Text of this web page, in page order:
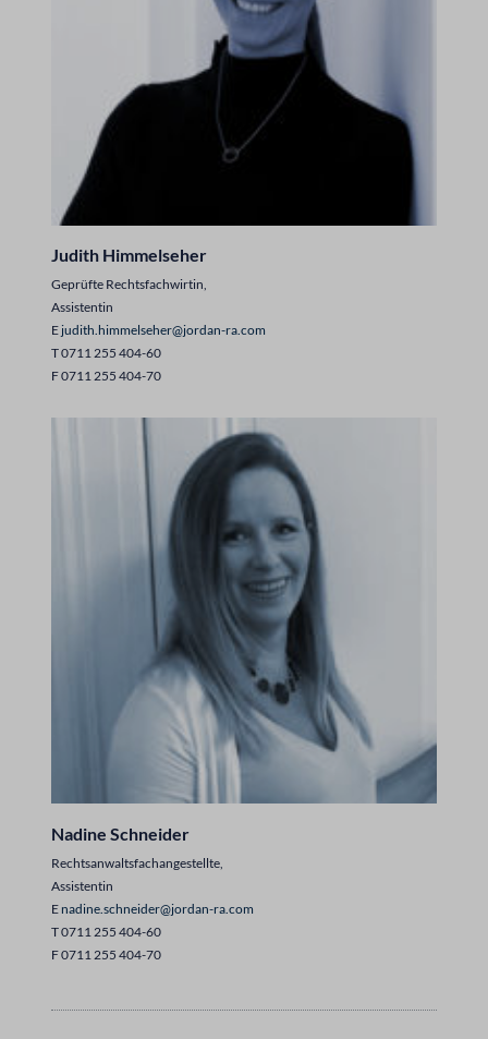
Judith Himmelseher
Geprüfte Rechtsfachwirtin,
Assistentin
E judith.himmelseher@jordan-ra.com
T 0711 255 404-60
F 0711 255 404-70
Nadine Schneider
Rechtsanwaltsfachangestellte,
Assistentin
Enadine.schneider@jordan-ra.com
T 0711 255 404-60
F 0711 255 404-70